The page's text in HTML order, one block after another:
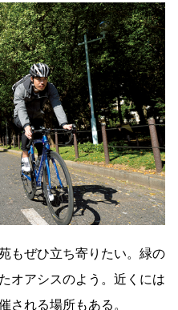
もぜひ立ち寄りたい。緑の
オアシスのよう。近くには
される場所もある。